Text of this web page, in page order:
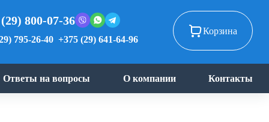
800-07-36
795-26-40 +375 (29) 641-64-96
Корзина
Ответы на вопросы О компании Контакты